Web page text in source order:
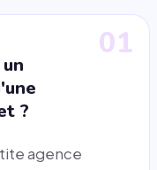
01
?
agence